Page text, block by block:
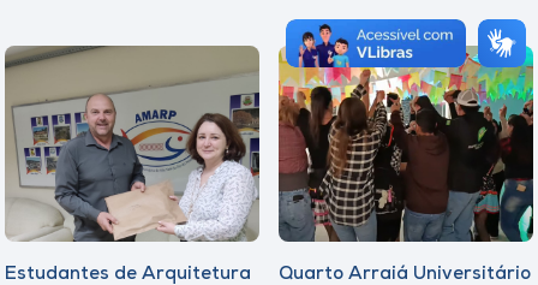
Estudantes de Arquitetura
Quarto Arraiá Universitário